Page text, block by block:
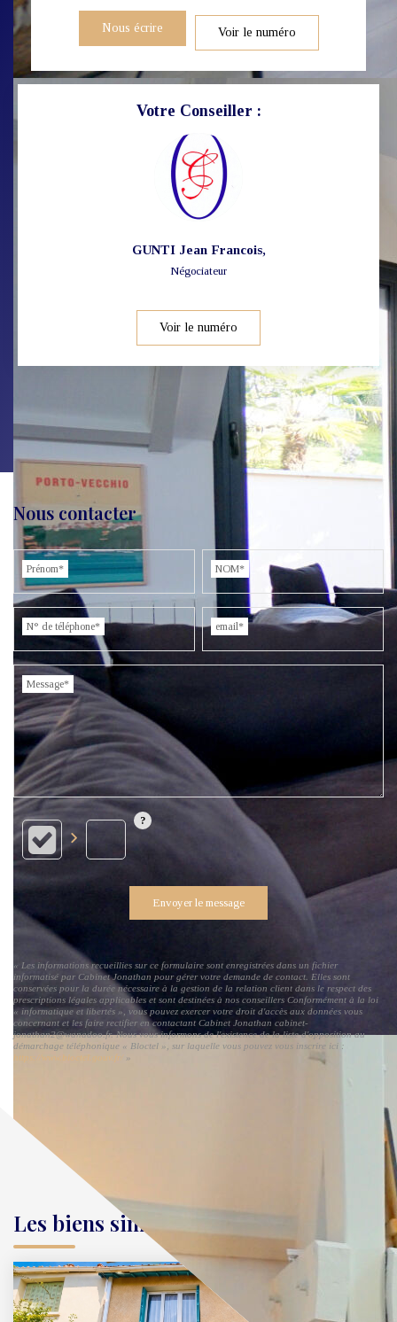
Nous écrire Voir le numéro
Votre Conseiller :
GUNTI Jean Francois,
Négociateur
Voir le numéro
Nous contacter
Prénom* NOM*
N° de téléphone* email*
Message*
Envoyer le message
« Les informations recueillies sur ce formulaire sont enregistrées dans un fichier
informatisé par Cabinet Jonathan pour gérer votre demande de contact. Elles sont
conservées pour la durée nécessaire à la gestion de la relation client dans le respect des
prescriptions légales applicables et sont destinées à nos conseillers Conformément à la loi
« informatique et libertés », vous pouvez exercer votre droit d'accès aux données vous
concernant et les faire rectifier en contactant Cabinet Jonathan cabinet-
jonathan2@wanadoo.fr. Nous vous informons de l'existence de la liste d'opposition au
démarchage téléphonique « Bloctel », sur laquelle vous pouvez vous inscrire ici :
https://www.bloctel.gouv.fr/ »
Les biens similaires